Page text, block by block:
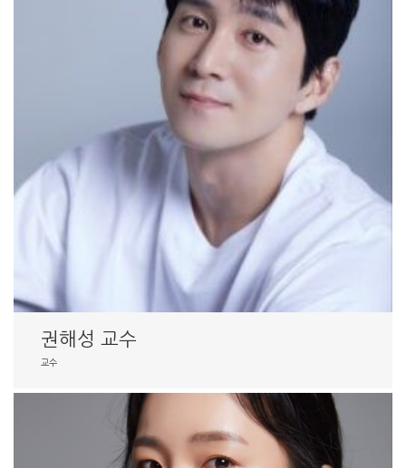
권해성 교수
교수